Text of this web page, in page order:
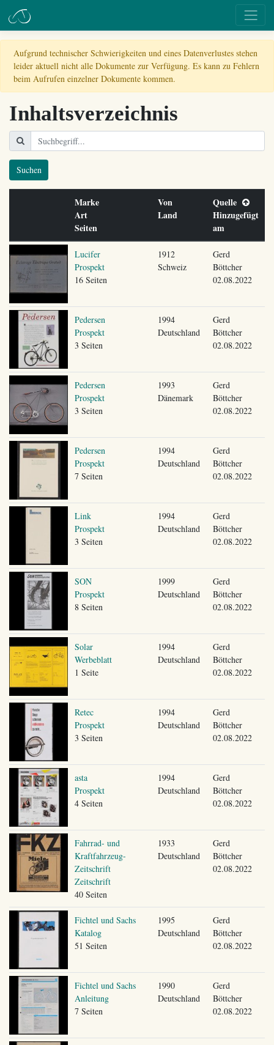
Aufgrund technischer Schwierigkeiten und eines Datenverlustes stehen
leider aktuell nicht alle Dokumente zur Verfügung. Es kann zu Fehlern
beim Aufrufen einzelner Dokumente kommen.
Inhaltsverzeichnis
Suchen
Marke
Art
Seiten
Von
Land
Quelle
Hinzugefügt
am
Lucifer
Prospekt
16 Seiten
1912
Schweiz
Gerd
Böttcher
02.08.2022
Pedersen
Prospekt
3 Seiten
1994
Deutschland
Gerd
Böttcher
02.08.2022
Pedersen
Prospekt
3 Seiten
1993
Dänemark
Gerd
Böttcher
02.08.2022
Pedersen
Prospekt
7 Seiten
1994
Deutschland
Gerd
Böttcher
02.08.2022
Link
Prospekt
3 Seiten
1994
Deutschland
Gerd
Böttcher
02.08.2022
SON
Prospekt
8 Seiten
1999
Deutschland
Gerd
Böttcher
02.08.2022
Solar
Werbeblatt
1 Seite
1994
Deutschland
Gerd
Böttcher
02.08.2022
Retec
Prospekt
3 Seiten
1994
Deutschland
Gerd
Böttcher
02.08.2022
asta
Prospekt
4 Seiten
1994
Deutschland
Gerd
Böttcher
02.08.2022
Fahrrad- und
Kraftfahrzeug-
Zeitschrift
Zeitschrift
40 Seiten
1933
Deutschland
Gerd
Böttcher
02.08.2022
Fichtel und Sachs
Katalog
51 Seiten
1995
Deutschland
Gerd
Böttcher
02.08.2022
Fichtel und Sachs
Anleitung
7 Seiten
1990
Deutschland
Gerd
Böttcher
02.08.2022